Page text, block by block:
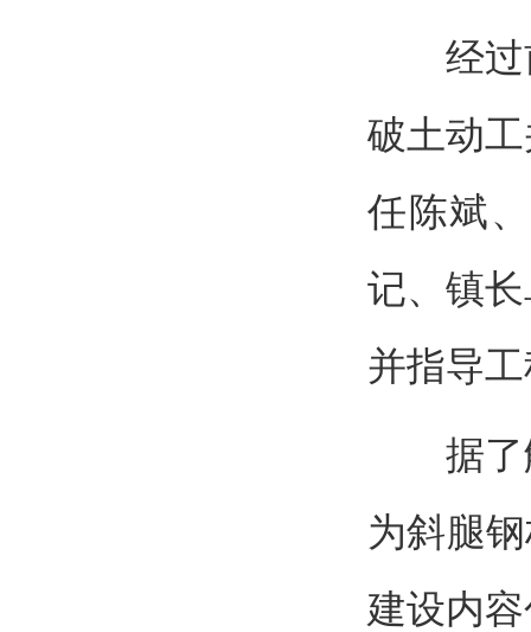
经过前
破土动
任陈斌
记、镇
并指导
据了解
为斜腿
建设内